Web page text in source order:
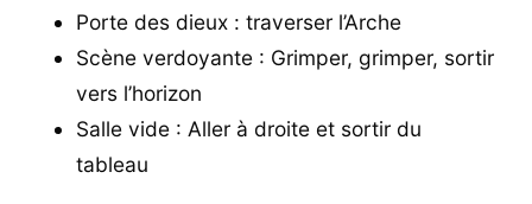
Porte des dieux : traverser l’Arche
Scène verdoyante : Grimper, grimper, sortir
vers l’horizon
Salle vide : Aller à droite et sortir du
tableau